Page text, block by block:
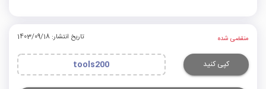
منقضی شده تاریخ انتشار: 1403/09/18
کپی کنید tools200